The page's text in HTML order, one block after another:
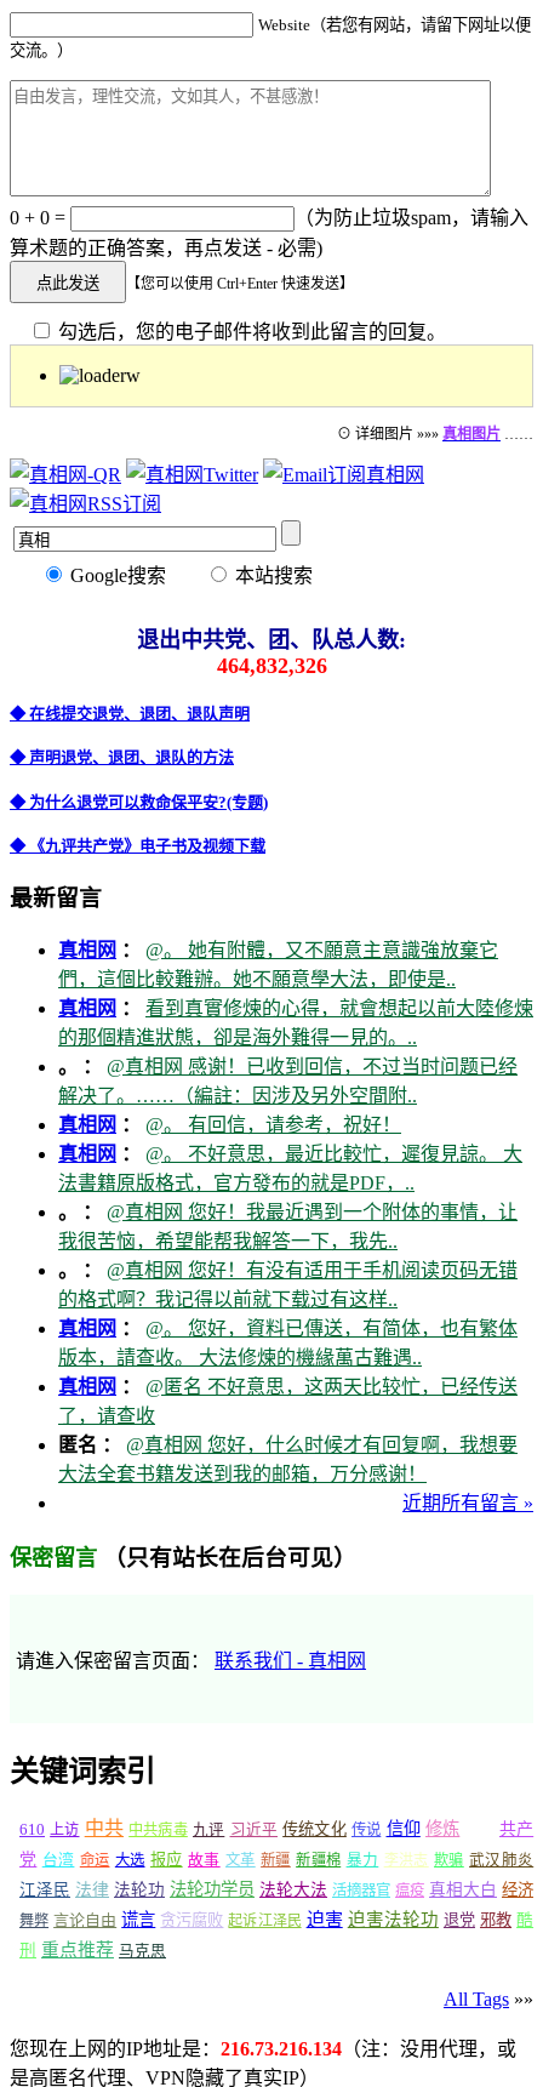
Website（若您有网站，请留下网址以便
交流。）
0 + 0 =
（为防止垃圾spam，请输入
算术题的正确答案，再点发送 - 必需)
【您可以使用 Ctrl+Enter 快速发送】
勾选后，您的电子邮件将收到此留言的回复。
⊙ 详细图片 »»» 真相图片 ……
Google搜索 本站搜索
退出中共党、团、队总人数:
464,832,326
◆ 在线提交退党、退团、退队声明
◆ 声明退党、退团、退队的方法
◆ 为什么退党可以救命保平安?(专题)
◆ 《九评共产党》电子书及视频下载
最新留言
真相网 ： @。 她有附體，又不願意主意識強放棄它
們，這個比較難辦。她不願意學大法，即使是..
真相网 ： 看到真實修煉的心得，就會想起以前大陸修煉
的那個精進狀態，卻是海外難得一見的。..
。 ： @真相网 感谢！已收到回信，不过当时问题已经
解决了。……（編註：因涉及另外空間附..
真相网 ： @。 有回信，请参考，祝好！
真相网 ： @。 不好意思，最近比較忙，遲復見諒。 大
法書籍原版格式，官方發布的就是PDF，..
。 ： @真相网 您好！我最近遇到一个附体的事情，让
我很苦恼，希望能帮我解答一下，我先..
。 ： @真相网 您好！有没有适用于手机阅读页码无错
的格式啊？我记得以前就下载过有这样..
真相网 ： @。 您好，資料已傳送，有简体，也有繁体
版本，請查收。 大法修煉的機緣萬古難遇..
真相网 ： @匿名 不好意思，这两天比较忙，已经传送
了，请查收
匿名 ： @真相网 您好，什么时候才有回复啊，我想要
大法全套书籍发送到我的邮箱，万分感谢！
近期所有留言 »
保密留言 （只有站长在后台可见）
请進入保密留言页面： 联系我们 - 真相网
关键词索引
610 上访 中共 中共病毒 九评 习近平 传统文化 传说 信仰 修炼
共产
党 台湾 命运 大选 报应 故事 文革 新疆 新疆棉 暴力 李洪志 欺骗 武汉肺炎
江泽民 法律 法轮功 法轮功学员 法轮大法 活摘器官 瘟疫 真相大白 经济
舞弊 言论自由 谎言 贪污腐败 起诉江泽民 迫害 迫害法轮功 退党 邪教 酷
刑 重点推荐 马克思
All Tags »»
您现在上网的IP地址是： 216.73.216.134 （注：没用代理，或
是高匿名代理、VPN隐藏了真实IP）